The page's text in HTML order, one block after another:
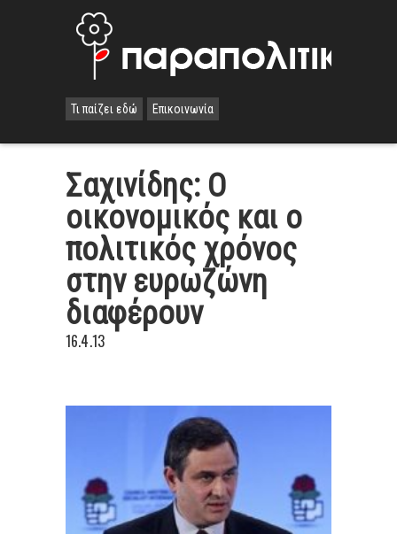
Τι παίζει εδώ Επικοινωνία
Σαχινίδης: Ο
οικονομικός και ο
πολιτικός χρόνος
στην ευρωζώνη
διαφέρουν
16.4.13